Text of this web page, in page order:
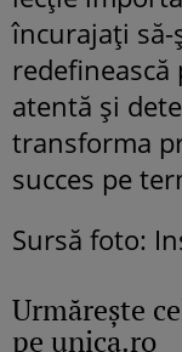
încurajați să-
atentă și
transforma
succes pe
Sursă foto:
Urmăreşte
pe unica.ro